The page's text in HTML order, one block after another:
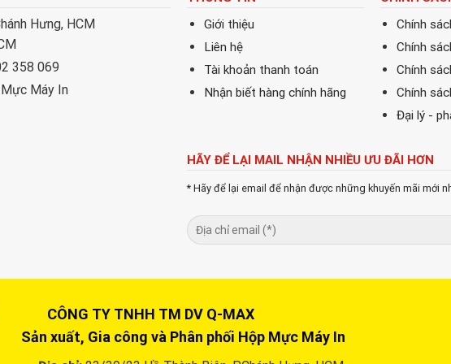
Hưng, HCM
358 069
Máy In
Giới thiệu
Liên hệ
Tài khoản thanh toán
Nhận biết hàng chính hãng
Chính
Chính
Chính
Chính
Đại lý -
HÃY ĐỂ LẠI MAIL NHẬN NHIỀU ƯU ĐÃI HƠN
* Hãy để lại email để nhận được những khuyến mãi mới
CÔNG TY TNHH TM DV Q-MAX
Sản xuất, Gia công và Phân phối Hộp Mực Máy In